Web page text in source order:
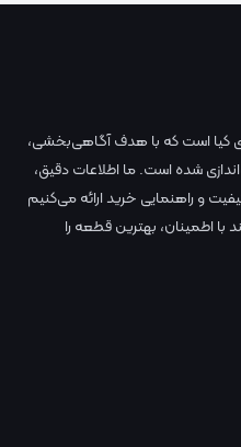
است که با هدف آگاهی‌بخشی،
شده است. ما اطلاعات دقیق،
و راهنمایی خرید ارائه می‌کنیم
با اطمینان، بهترین قطعه را